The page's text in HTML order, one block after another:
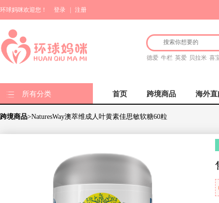
环球妈咪欢迎您！ 登录 注册
德爱 牛栏 英爱 贝拉米 喜
所有分类 首页 跨境商品 海外直
跨境商品>NaturesWay澳萃维成人叶黄素佳思敏软糖60粒